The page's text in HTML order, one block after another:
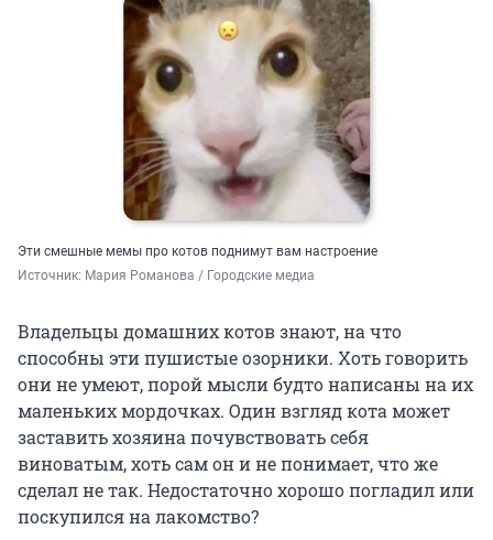
Эти смешные мемы про котов поднимут вам настроение
Источник: Мария Романова / Городские медиа
Владельцы домашних котов знают, на что
способны эти пушистые озорники. Хоть говорить
они не умеют, порой мысли будто написаны на их
маленьких мордочках. Один взгляд кота может
заставить хозяина почувствовать себя
виноватым, хоть сам он и не понимает, что же
сделал не так. Недостаточно хорошо погладил или
поскупился на лакомство?